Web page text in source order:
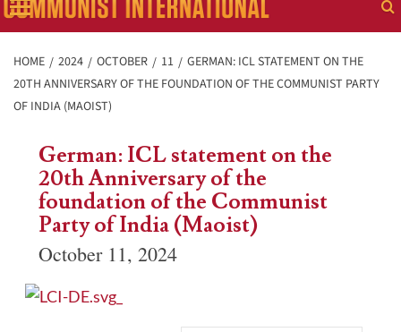
Menu
HOME 2024 OCTOBER 11
GERMAN: ICL STATEMENT ON THE
20TH ANNIVERSARY OF THE FOUNDATION OF THE COMMUNIST PARTY
OF INDIA (MAOIST)
German: ICL statement on the
20th Anniversary of the
foundation of the Communist
Party of India (Maoist)
October 11, 2024